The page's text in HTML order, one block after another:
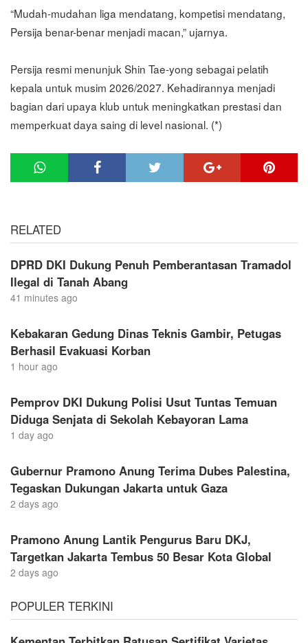
“Mudah-mudahan liga mendatang, kompetisi mendatang,
Persija benar-benar menjadi macan,” ujarnya.
Persija resmi menunjuk Shin Tae-yong sebagai pelatih
kepala untuk musim 2026/2027. Kehadirannya menjadi
bagian dari upaya klub untuk meningkatkan prestasi dan
memperkuat daya saing di level nasional. (*)
RELATED
DPRD DKI Dukung Penuh Pemberantasan Tramadol
Ilegal di Tanah Abang
41 minutes ago
Kebakaran Gedung Dinas Teknis Gambir, Petugas
Berhasil Evakuasi Korban
1 hour ago
Pemprov DKI Dukung Polisi Usut Tuntas Temuan
Diduga Senjata di Sekolah Kebayoran Lama
1 day ago
Gubernur Pramono Anung Terima Dubes Palestina,
Tegaskan Dukungan Jakarta untuk Gaza
2 days ago
Pramono Anung Lantik Pengurus Baru DKJ,
Targetkan Jakarta Tembus 50 Besar Kota Global
2 days ago
POPULER TERKINI